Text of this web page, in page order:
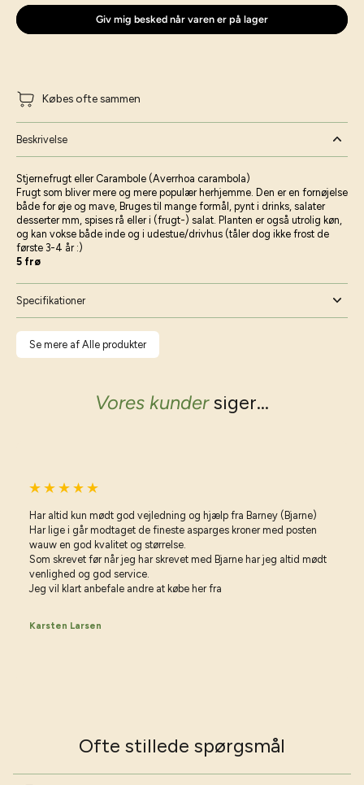
Giv mig besked når varen er på lager
Købes ofte sammen
Beskrivelse
Stjernefrugt eller Carambole (Averrhoa carambola)
Frugt som bliver mere og mere populær herhjemme. Den er en fornøjelse
både for øje og mave, Bruges til mange formål, pynt i drinks, salater
desserter mm, spises rå eller i (frugt-) salat. Planten er også utrolig køn,
og kan vokse både inde og i udestue/drivhus (tåler dog ikke frost de
første 3-4 år :)
5 frø
Specifikationer
Se mere af Alle produkter
Vores kundersiger...
Har altid kun mødt god vejledning og hjælp fra Barney (Bjarne)
Har lige i går modtaget de fineste asparges kroner med posten
wauw en god kvalitet og størrelse.
Som skrevet før når jeg har skrevet med Bjarne har jeg altid mødt
venlighed og god service.
Jeg vil klart anbefale andre at købe her fra
Karsten Larsen
Ofte stillede spørgsmål